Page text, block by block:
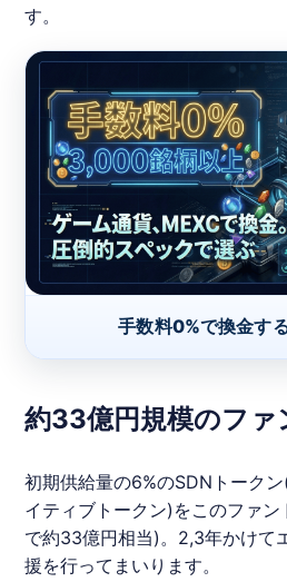
す。
手数料0%で換金す
約33億円規模のファ
初期供給量の6%のSDNトーク
イティブトークン)をこのファ
で約33億円相当)。2,3年かけて
援を行ってまいります。